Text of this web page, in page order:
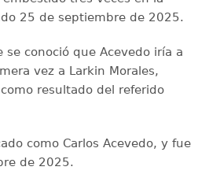
25 de septiembre de 2025.
se conoció que Acevedo iría a
vez a Larkin Morales,
resultado del referido
como Carlos Acevedo, y fue
de 2025.